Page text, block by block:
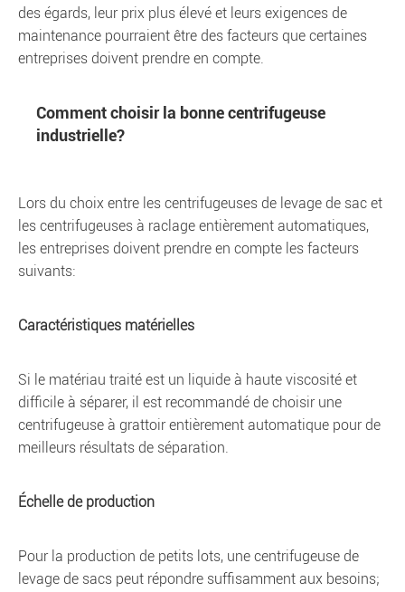
des égards, leur prix plus élevé et leurs exigences de
maintenance pourraient être des facteurs que certaines
entreprises doivent prendre en compte.
Comment choisir la bonne centrifugeuse
industrielle?
Lors du choix entre les centrifugeuses de levage de sac et
les centrifugeuses à raclage entièrement automatiques,
les entreprises doivent prendre en compte les facteurs
suivants:
Caractéristiques matérielles
Si le matériau traité est un liquide à haute viscosité et
difficile à séparer, il est recommandé de choisir une
centrifugeuse à grattoir entièrement automatique pour de
meilleurs résultats de séparation.
Échelle de production
Pour la production de petits lots, une centrifugeuse de
levage de sacs peut répondre suffisamment aux besoins;